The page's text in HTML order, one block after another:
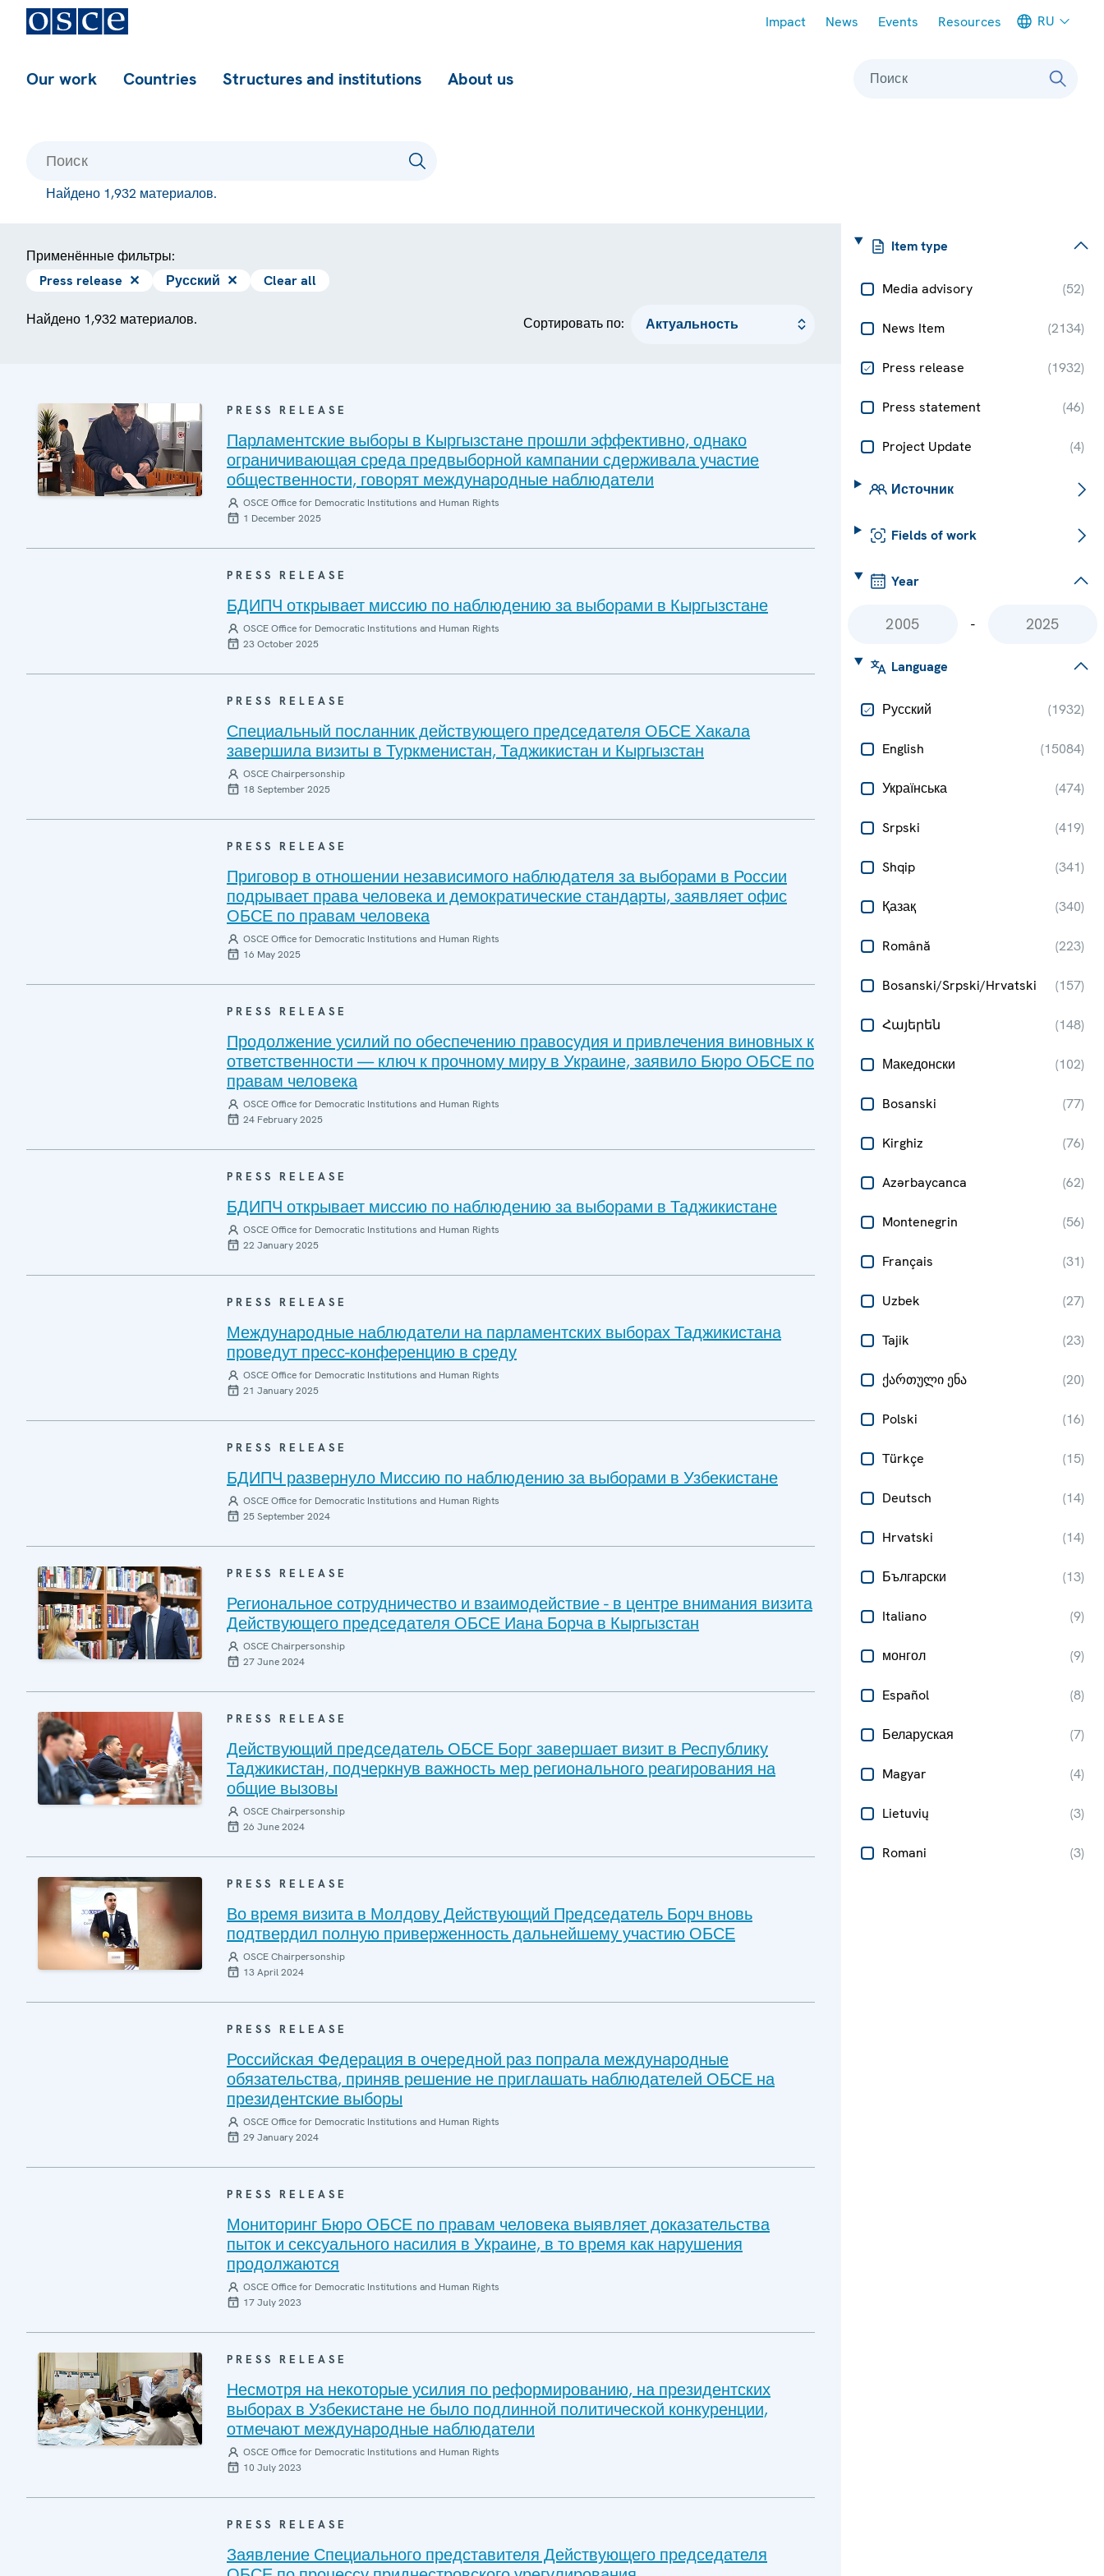
Impact News Events Resources RU
Our work Countries Structures and institutions About us Поиск
Найдено 1,932 материалов.
Item type
Media advisory (52)
News Item (2134)
Press release (1932)
Press statement (46)
Project Update (4)
Источник
Fields of work
Year
-
Language
Русский (1932)
English (15084)
Українська (474)
Srpski (419)
Shqip (341)
Қазақ (340)
Română (223)
Bosanski/Srpski/Hrvatski (157)
Հայերեն (148)
Македонски (102)
Bosanski (77)
Kirghiz (76)
Azərbaycanca (62)
Montenegrin (56)
Français (31)
Uzbek (27)
Tajik (23)
ქართული ენა (20)
Polski (16)
Türkçe (15)
Deutsch (14)
Hrvatski (14)
Български (13)
Italiano (9)
монгол (9)
Español (8)
Беларуская (7)
Magyar (4)
Lietuvių (3)
Romani (3)
Применённые фильтры:
Press release ✕ Русский ✕ Clear all
Найдено 1,932 материалов. Сортировать по:
PRESS RELEASE
Парламентские выборы в Кыргызстане прошли эффективно, однако
ограничивающая среда предвыборной кампании сдерживала участие
общественности, говорят международные наблюдатели
OSCE Office for Democratic Institutions and Human Rights
1 December 2025
PRESS RELEASE
БДИПЧ открывает миссию по наблюдению за выборами в Кыргызстане
OSCE Office for Democratic Institutions and Human Rights
23 October 2025
PRESS RELEASE
Специальный посланник действующего председателя ОБСЕ Хакала
завершила визиты в Туркменистан, Таджикистан и Кыргызстан
OSCE Chairpersonship
18 September 2025
PRESS RELEASE
Приговор в отношении независимого наблюдателя за выборами в России
подрывает права человека и демократические стандарты, заявляет офис
ОБСЕ по правам человека
OSCE Office for Democratic Institutions and Human Rights
16 May 2025
PRESS RELEASE
Продолжение усилий по обеспечению правосудия и привлечения виновных к
ответственности — ключ к прочному миру в Украине, заявило Бюро ОБСЕ по
правам человека
OSCE Office for Democratic Institutions and Human Rights
24 February 2025
PRESS RELEASE
БДИПЧ открывает миссию по наблюдению за выборами в Таджикистане
OSCE Office for Democratic Institutions and Human Rights
22 January 2025
PRESS RELEASE
Международные наблюдатели на парламентских выборах Таджикистана
проведут пресс-конференцию в среду
OSCE Office for Democratic Institutions and Human Rights
21 January 2025
PRESS RELEASE
БДИПЧ развернуло Миссию по наблюдению за выборами в Узбекистане
OSCE Office for Democratic Institutions and Human Rights
25 September 2024
PRESS RELEASE
Региональное сотрудничество и взаимодействие - в центре внимания визита
Действующего председателя ОБСЕ Иана Борча в Кыргызстан
OSCE Chairpersonship
27 June 2024
PRESS RELEASE
Действующий председатель ОБСЕ Борг завершает визит в Республику
Таджикистан, подчеркнув важность мер регионального реагирования на
общие вызовы
OSCE Chairpersonship
26 June 2024
PRESS RELEASE
Во время визита в Молдову Действующий Председатель Борч вновь
подтвердил полную приверженность дальнейшему участию ОБСЕ
OSCE Chairpersonship
13 April 2024
PRESS RELEASE
Российская Федерация в очередной раз попрала международные
обязательства, приняв решение не приглашать наблюдателей ОБСЕ на
президентские выборы
OSCE Office for Democratic Institutions and Human Rights
29 January 2024
PRESS RELEASE
Мониторинг Бюро ОБСЕ по правам человека выявляет доказательства
пыток и сексуального насилия в Украине, в то время как нарушения
продолжаются
OSCE Office for Democratic Institutions and Human Rights
17 July 2023
PRESS RELEASE
Несмотря на некоторые усилия по реформированию, на президентских
выборах в Узбекистане не было подлинной политической конкуренции,
отмечают международные наблюдатели
OSCE Office for Democratic Institutions and Human Rights
10 July 2023
PRESS RELEASE
Заявление Специального представителя Действующего председателя